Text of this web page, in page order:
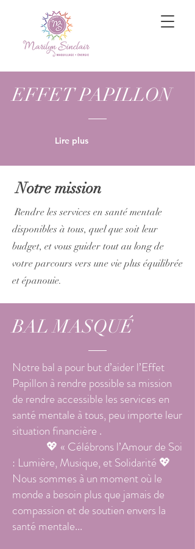
EFFET PAPILLON
Lire plus
Notre mission
Rendre les services en santé mentale
disponibles à tous, quel que soit leur
budget, et vous guider tout au long de
votre parcours vers une vie plus équilibrée
et épanouie.
BAL MASQUÉ
Notre bal a pour but d’aider l’Effet
Papillon à rendre possible sa mission
de rendre accessible les services en
santé mentale à tous, peu importe leur
situation financière .
💖 « Célébrons l’Amour de Soi
: Lumière, Musique, et Solidarité 💖
Nous sommes à un moment où le
monde a besoin plus que jamais de
compassion et de soutien envers la
santé mentale...